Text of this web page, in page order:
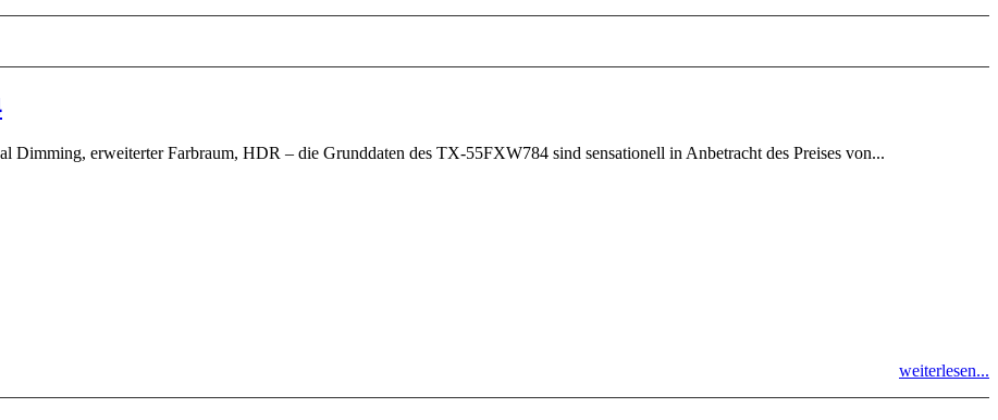
Dimming, erweiterter Farbraum, HDR – die Grunddaten des TX-55FXW784 sind sensationell in Anbetracht des Preises von...
weiterlesen...